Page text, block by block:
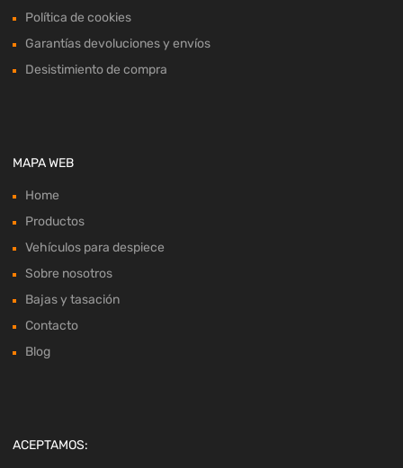
Política de cookies
Garantías devoluciones y envíos
Desistimiento de compra
MAPA WEB
Home
Productos
Vehículos para despiece
Sobre nosotros
Bajas y tasación
Contacto
Blog
ACEPTAMOS: